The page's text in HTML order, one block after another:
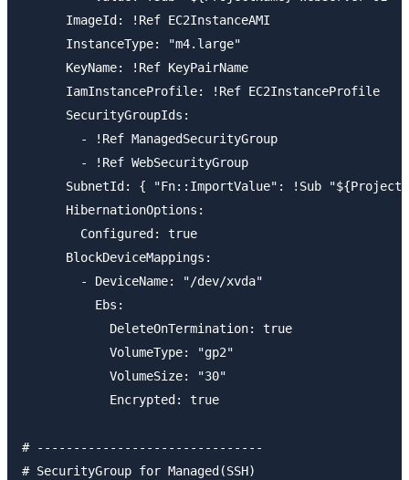
      ImageId: !Ref EC2InstanceAMI
      InstanceType: "m4.large"
      KeyName: !Ref KeyPairName
      IamInstanceProfile: !Ref EC2InstanceProfile
      SecurityGroupIds:
        - !Ref ManagedSecurityGroup
        - !Ref WebSecurityGroup
SubnetId: { "Fn::ImportValue": !Sub
      HibernationOptions:
        Configured: true
      BlockDeviceMappings:
        - DeviceName: "/dev/xvda"
          Ebs:
            DeleteOnTermination: true
            VolumeType: "gp2"
            VolumeSize: "30"
            Encrypted: true
# -------------------------------
# SecurityGroup for Managed(SSH)